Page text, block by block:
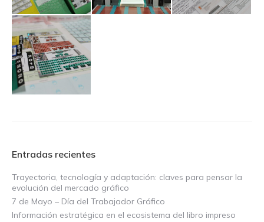
Entradas recientes
Trayectoria, tecnología y adaptación: claves para pensar la
evolución del mercado gráfico
7 de Mayo – Día del Trabajador Gráfico
Información estratégica en el ecosistema del libro impreso